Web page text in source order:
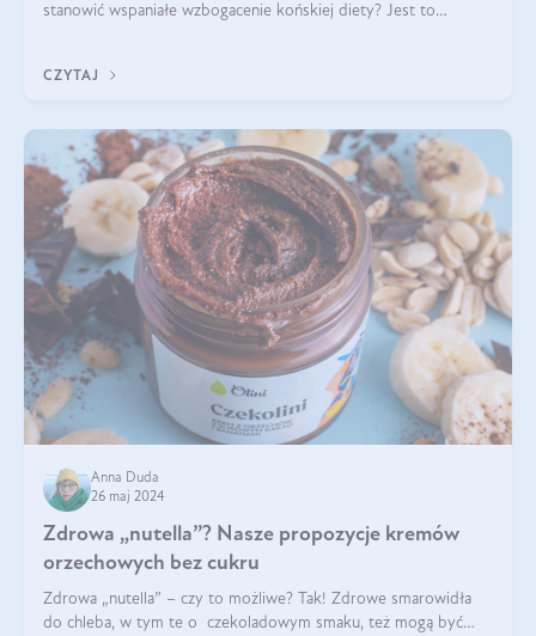
stanowić wspaniałe wzbogacenie końskiej diety? Jest to
CZYTAJ
Anna Duda
26 maj 2024
Zdrowa „nutella”? Nasze propozycje kremów
orzechowych bez cukru
Zdrowa „nutella” – czy to możliwe? Tak! Zdrowe smarowidła
do chleba, w tym te o czekoladowym smaku, też mogą być